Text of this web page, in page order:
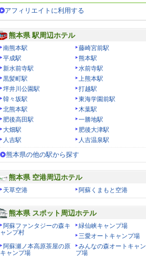
アフィリエイトに利用する
熊本県 駅周辺ホテル
南熊本駅
藤崎宮前駅
平成駅
熊本駅
新水前寺駅
水前寺駅
黒髪町駅
上熊本駅
坪井川公園駅
打越駅
韓々坂駅
東海学園前駅
北熊本駅
木葉駅
肥後高田駅
一勝地駅
大畑駅
肥後大津駅
人吉駅
人吉温泉駅
熊本県の他の駅から探す
熊本県 空港周辺ホテル
天草空港 阿蘇くまもと空港
熊本県 スポット周辺ホテル
阿蘇ファンタジーの森キ
ャンプ村
緑仙峡キャンプ場
三愛オートキャンプ場
阿蘇瀬ノ本高原茶屋の原
キャンプ場
みんなの森オートキャン
プ場